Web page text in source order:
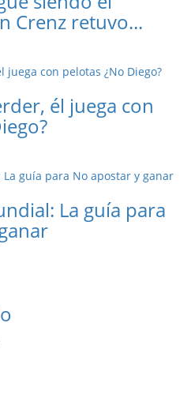
Crenz retuvo...
él juega con
La guía para